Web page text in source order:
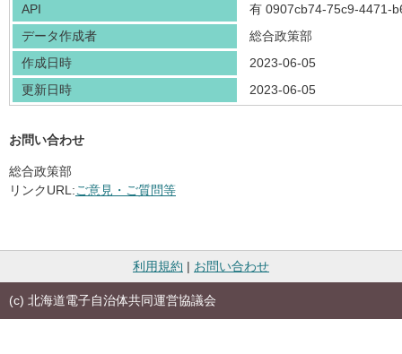
API
有 0907cb74-75c9-4471-
データ作成者
総合政策部
作成日時
2023-06-05
更新日時
2023-06-05
お問い合わせ
総合政策部
リンクURL:ご意見・ご質問等
利用規約 | お問い合わせ
(c) 北海道電子自治体共同運営協議会